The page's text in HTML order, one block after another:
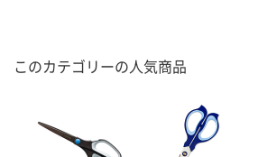
このカテゴリーの人気商品